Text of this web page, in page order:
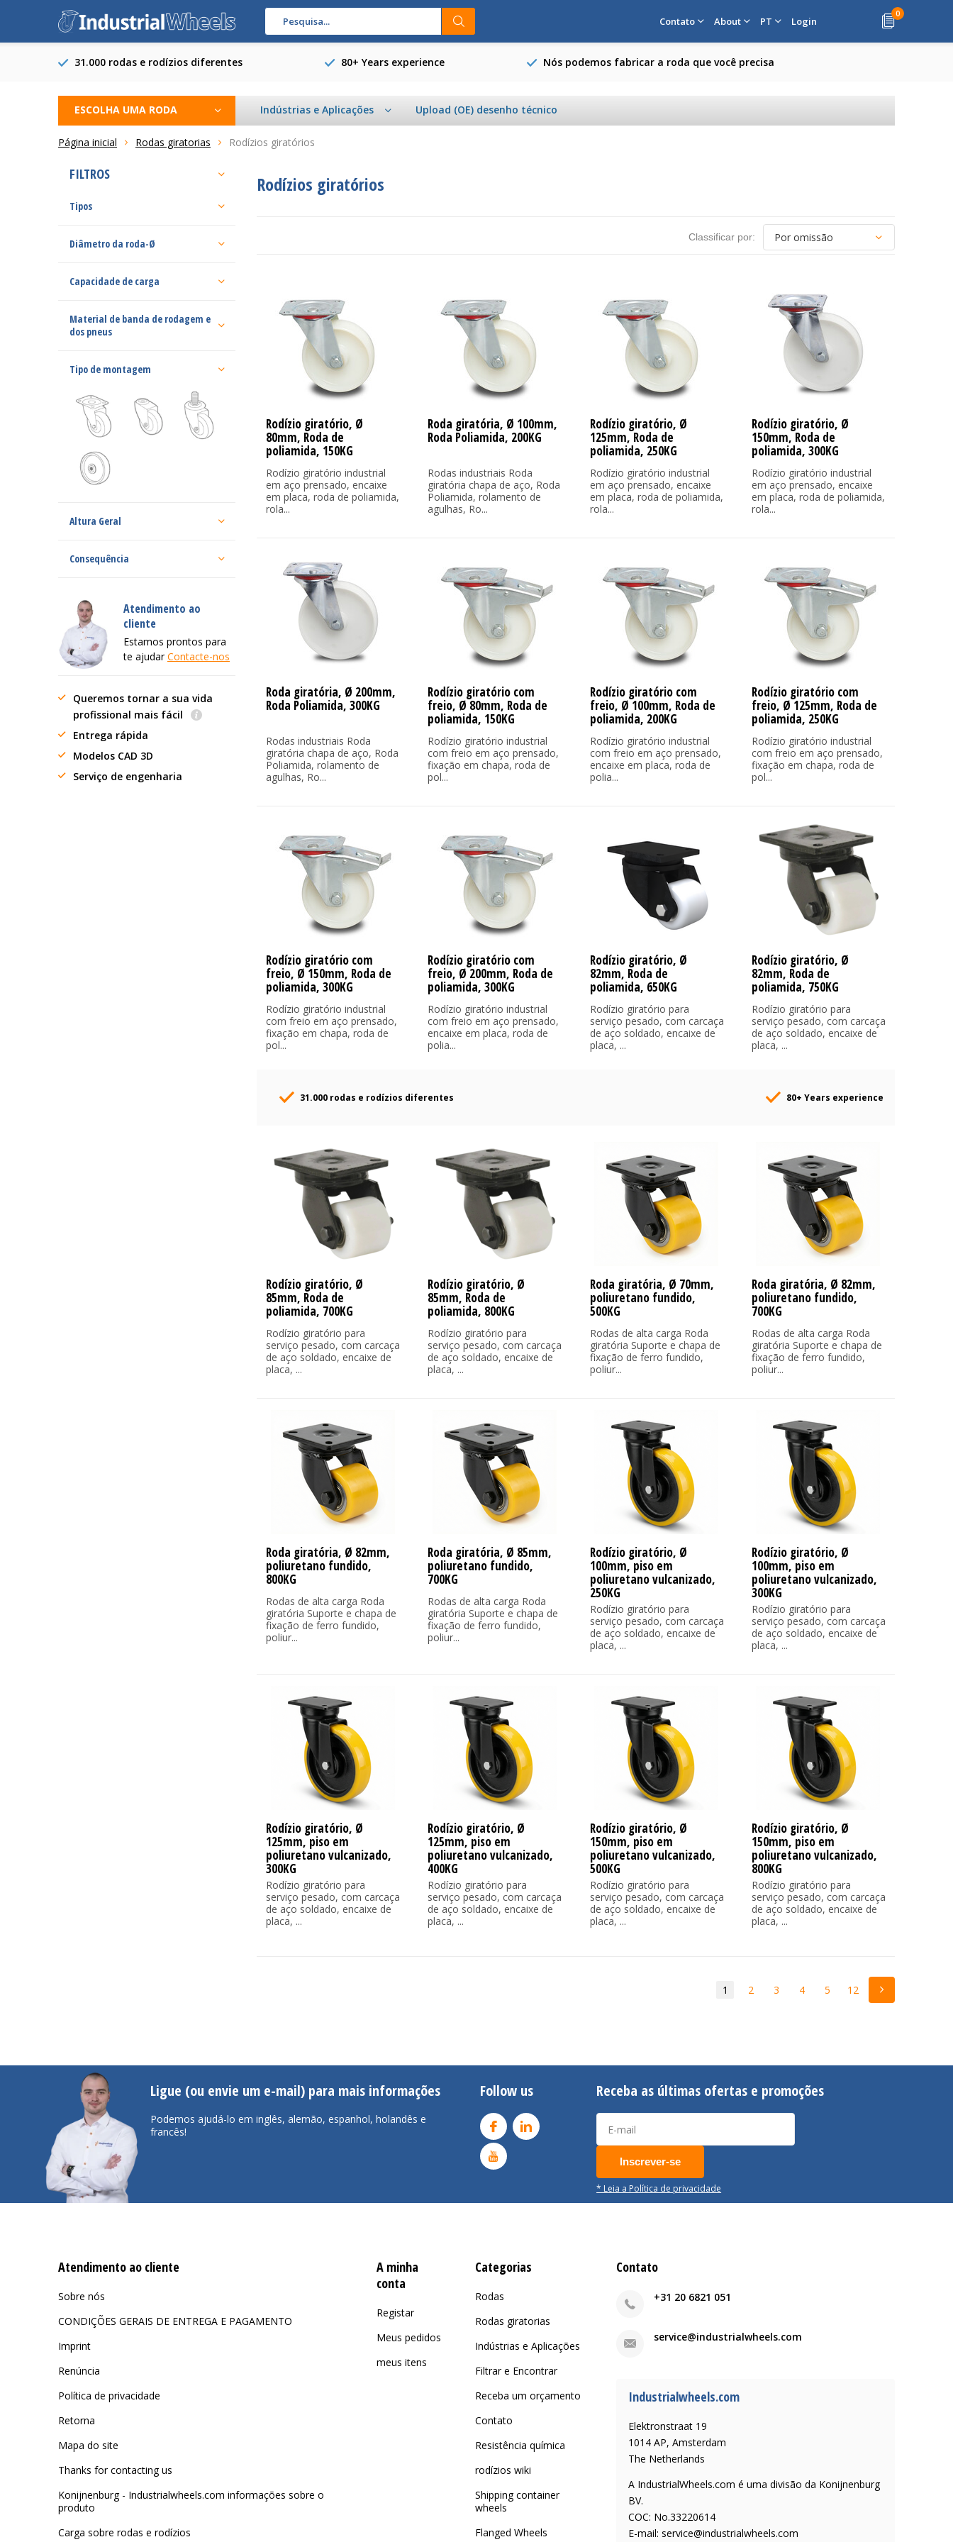
Contato About PT Login
0
31.000 rodas e rodízios diferentes 80+ Years experience Nós podemos fabricar a roda que você precisa
ESCOLHA UMA RODA Indústrias e Aplicações Upload (OE) desenho técnico
Página inicial Rodas giratorias Rodízios giratórios
Rodízios giratórios
Classificar por:
Rodízio giratório, Ø
80mm, Roda de
poliamida, 150KG
Rodízio giratório industrial
em aço prensado, encaixe
em placa, roda de poliamida,
rola...
Roda giratória, Ø 100mm,
Roda Poliamida, 200KG
Rodas industriais Roda
giratória chapa de aço, Roda
Poliamida, rolamento de
agulhas, Ro...
Rodízio giratório, Ø
125mm, Roda de
poliamida, 250KG
Rodízio giratório industrial
em aço prensado, encaixe
em placa, roda de poliamida,
rola...
Rodízio giratório, Ø
150mm, Roda de
poliamida, 300KG
Rodízio giratório industrial
em aço prensado, encaixe
em placa, roda de poliamida,
rola...
Roda giratória, Ø 200mm,
Roda Poliamida, 300KG
Rodas industriais Roda
giratória chapa de aço, Roda
Poliamida, rolamento de
agulhas, Ro...
Rodízio giratório com
freio, Ø 80mm, Roda de
poliamida, 150KG
Rodízio giratório industrial
com freio em aço prensado,
fixação em chapa, roda de
pol...
Rodízio giratório com
freio, Ø 100mm, Roda de
poliamida, 200KG
Rodízio giratório industrial
com freio em aço prensado,
encaixe em placa, roda de
polia...
Rodízio giratório com
freio, Ø 125mm, Roda de
poliamida, 250KG
Rodízio giratório industrial
com freio em aço prensado,
fixação em chapa, roda de
pol...
Rodízio giratório com
freio, Ø 150mm, Roda de
poliamida, 300KG
Rodízio giratório industrial
com freio em aço prensado,
fixação em chapa, roda de
pol...
Rodízio giratório com
freio, Ø 200mm, Roda de
poliamida, 300KG
Rodízio giratório industrial
com freio em aço prensado,
encaixe em placa, roda de
polia...
Rodízio giratório, Ø
82mm, Roda de
poliamida, 650KG
Rodízio giratório para
serviço pesado, com carcaça
de aço soldado, encaixe de
placa, ...
Rodízio giratório, Ø
82mm, Roda de
poliamida, 750KG
Rodízio giratório para
serviço pesado, com carcaça
de aço soldado, encaixe de
placa, ...
31.000 rodas e rodízios diferentes 80+ Years experience
Rodízio giratório, Ø
85mm, Roda de
poliamida, 700KG
Rodízio giratório para
serviço pesado, com carcaça
de aço soldado, encaixe de
placa, ...
Rodízio giratório, Ø
85mm, Roda de
poliamida, 800KG
Rodízio giratório para
serviço pesado, com carcaça
de aço soldado, encaixe de
placa, ...
Roda giratória, Ø 70mm,
poliuretano fundido,
500KG
Rodas de alta carga Roda
giratória Suporte e chapa de
fixação de ferro fundido,
poliur...
Roda giratória, Ø 82mm,
poliuretano fundido,
700KG
Rodas de alta carga Roda
giratória Suporte e chapa de
fixação de ferro fundido,
poliur...
Roda giratória, Ø 82mm,
poliuretano fundido,
800KG
Rodas de alta carga Roda
giratória Suporte e chapa de
fixação de ferro fundido,
poliur...
Roda giratória, Ø 85mm,
poliuretano fundido,
700KG
Rodas de alta carga Roda
giratória Suporte e chapa de
fixação de ferro fundido,
poliur...
Rodízio giratório, Ø
100mm, piso em
poliuretano vulcanizado,
250KG
Rodízio giratório para
serviço pesado, com carcaça
de aço soldado, encaixe de
placa, ...
Rodízio giratório, Ø
100mm, piso em
poliuretano vulcanizado,
300KG
Rodízio giratório para
serviço pesado, com carcaça
de aço soldado, encaixe de
placa, ...
Rodízio giratório, Ø
125mm, piso em
poliuretano vulcanizado,
300KG
Rodízio giratório para
serviço pesado, com carcaça
de aço soldado, encaixe de
placa, ...
Rodízio giratório, Ø
125mm, piso em
poliuretano vulcanizado,
400KG
Rodízio giratório para
serviço pesado, com carcaça
de aço soldado, encaixe de
placa, ...
Rodízio giratório, Ø
150mm, piso em
poliuretano vulcanizado,
500KG
Rodízio giratório para
serviço pesado, com carcaça
de aço soldado, encaixe de
placa, ...
Rodízio giratório, Ø
150mm, piso em
poliuretano vulcanizado,
800KG
Rodízio giratório para
serviço pesado, com carcaça
de aço soldado, encaixe de
placa, ...
1 2 3 4 5 12
FILTROS
Tipos
Diâmetro da roda-Ø
Capacidade de carga
Material de banda de rodagem e
dos pneus
Tipo de montagem
Altura Geral
Consequência
Atendimento ao
cliente
Estamos prontos para
te ajudarContacte-nos
Queremos tornar a sua vida
profissional mais fácil
Entrega rápida
Modelos CAD 3D
Serviço de engenharia
Ligue (ou envie um e-mail) para mais informações
Podemos ajudá-lo em inglês, alemão, espanhol, holandês e
francês!
Follow us Receba as últimas ofertas e promoções
Inscrever-se
* Leia a Política de privacidade
Atendimento ao cliente
Sobre nós
CONDIÇÕES GERAIS DE ENTREGA E PAGAMENTO
Imprint
Renúncia
Política de privacidade
Retorna
Mapa do site
Thanks for contacting us
Konijnenburg - Industrialwheels.com informações sobre o
produto
Carga sobre rodas e rodízios
A minha
conta
Registar
Meus pedidos
meus itens
Categorias
Rodas
Rodas giratorias
Indústrias e Aplicações
Filtrar e Encontrar
Receba um orçamento
Contato
Resistência química
rodízios wiki
Shipping container
wheels
Flanged Wheels
Contato
+31 20 6821 051
service@industrialwheels.com
Industrialwheels.com
Elektronstraat 19
1014 AP, Amsterdam
The Netherlands
A IndustrialWheels.com é uma divisão da Konijnenburg
BV.
COC: No.33220614
E-mail:service@industrialwheels.com